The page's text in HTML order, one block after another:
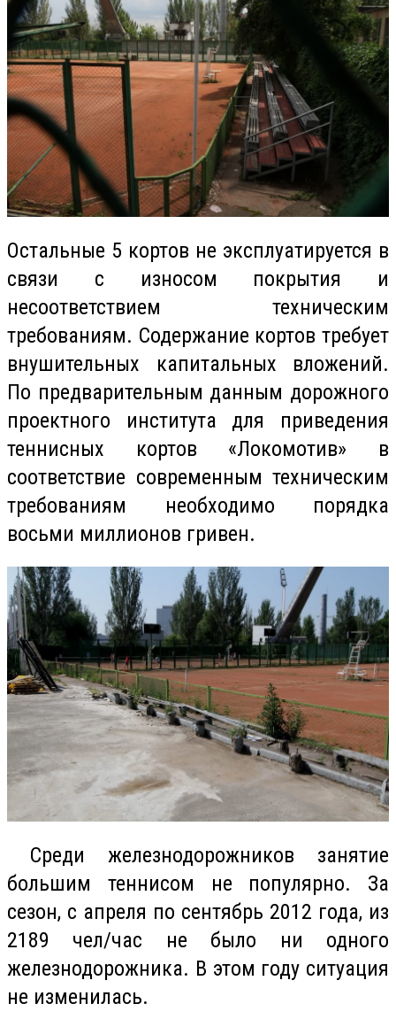
Остальные 5 кортов не эксплуатируется в
связи с износом покрытия и
несоответствием техническим
требованиям. Содержание кортов требует
внушительных капитальных вложений.
По предварительным данным дорожного
проектного института для приведения
теннисных кортов «Локомотив» в
соответствие современным техническим
требованиям необходимо порядка
восьми миллионов гривен.
Среди железнодорожников занятие
большим теннисом не популярно. За
сезон, с апреля по сентябрь 2012 года, из
2189 чел/час не было ни одного
железнодорожника. В этом году ситуация
не изменилась.